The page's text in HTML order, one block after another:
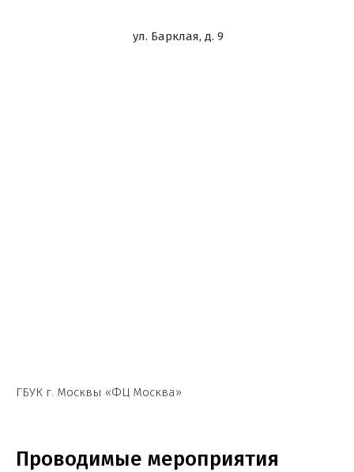
ул. Барклая, д. 9
ГБУК г. Москвы «ФЦ Москва»
Проводимые мероприятия